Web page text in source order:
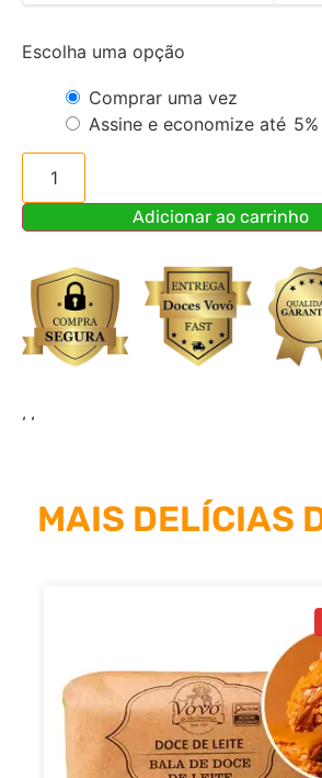
Escolha uma opção
Comprar uma vez
Assine e economize até 5%
Adicionar ao carrinho
‘ ‘
MAIS DELÍCIAS